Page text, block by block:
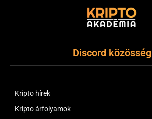
Discord közösség
Kripto hírek
Kripto árfolyamok